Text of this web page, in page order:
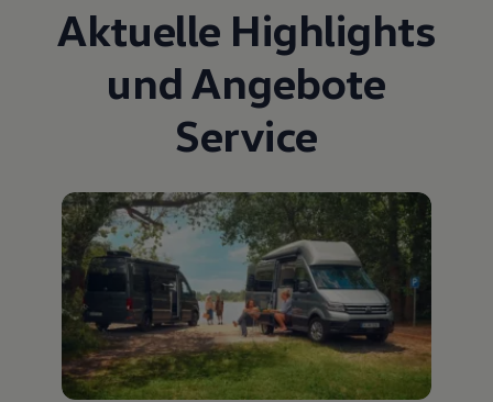
Aktuelle Highlights
und Angebote
Service